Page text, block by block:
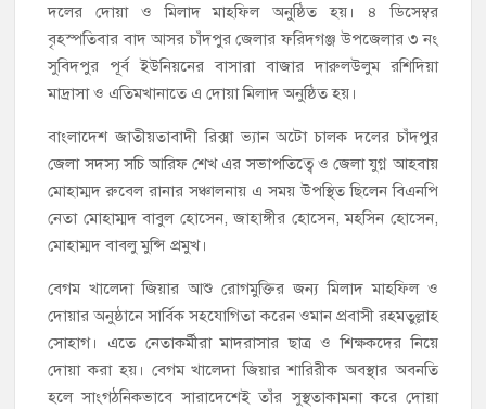
‘জনগণের ভোটে নির্বাচিত হয়ে ফরিদগঞ্জের উন্নয়নে কাজ করছি’ :
আলহাজ্ব এমএ হান্নান এমপি
নিষিদ্ধ জাল মেরামত ও মাছ শিকার
দলের দোয়া ও মিলাদ মাহফিল অনুষ্ঠিত হয়। ৪ ডিসেম্বর
বৃহস্পতিবার বাদ আসর চাঁদপুর জেলার ফরিদগঞ্জ উপজেলার ৩ নং
সুবিদপুর পূর্ব ইউনিয়নের বাসারা বাজার দারুলউলুম রশিদিয়া
মাদ্রাসা ও এতিমখানাতে এ দোয়া মিলাদ অনুষ্ঠিত হয়।
বাংলাদেশ জাতীয়তাবাদী রিক্সা ভ্যান অটো চালক দলের চাঁদপুর
জেলা সদস্য সচি আরিফ শেখ এর সভাপতিত্বে ও জেলা যুগ্ন আহবায়
মোহাম্মদ রুবেল রানার সঞ্চালনায় এ সময় উপস্থিত ছিলেন বিএনপি
নেতা মোহাম্মদ বাবুল হোসেন, জাহাঙ্গীর হোসেন, মহসিন হোসেন,
মোহাম্মদ বাবলু মুন্সি প্রমুখ।
বেগম খালেদা জিয়ার আশু রোগমুক্তির জন্য মিলাদ মাহফিল ও
দোয়ার অনুষ্ঠানে সার্বিক সহযোগিতা করেন ওমান প্রবাসী রহমতুল্লাহ
সোহাগ। এতে নেতাকর্মীরা মাদরাসার ছাত্র ও শিক্ষকদের নিয়ে
দোয়া করা হয়। বেগম খালেদা জিয়ার শারিরীক অবস্থার অবনতি
হলে সাংগঠনিকভাবে সারাদেশেই তাঁর সুস্থতাকামনা করে দোয়া